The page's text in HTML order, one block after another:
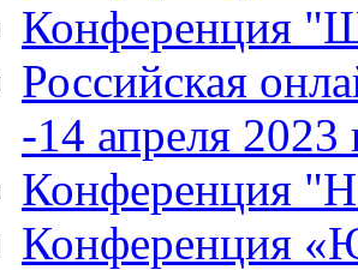
Конференция
Российская
-14 апреля 2023
Конференция
Конференция